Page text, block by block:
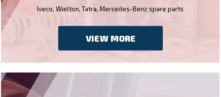
Iveco, Wielton, Tatra, Mercedes-Benz spare parts
VIEW MORE